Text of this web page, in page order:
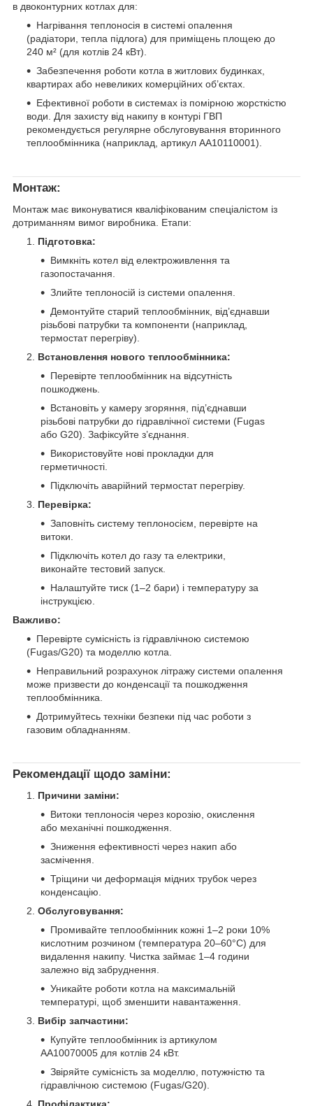
в двоконтурних котлах для:
Нагрівання теплоносія в системі опалення
(радіатори, тепла підлога) для приміщень площею до
240 м² (для котлів 24 кВт).
Забезпечення роботи котла в житлових будинках,
квартирах або невеликих комерційних об’єктах.
Ефективної роботи в системах із помірною жорсткістю
води. Для захисту від накипу в контурі ГВП
рекомендується регулярне обслуговування вторинного
теплообмінника (наприклад, артикул AA10110001).
Монтаж:
Монтаж має виконуватися кваліфікованим спеціалістом із
дотриманням вимог виробника. Етапи:
Підготовка:
Вимкніть котел від електроживлення та
газопостачання.
Злийте теплоносій із системи опалення.
Демонтуйте старий теплообмінник, від’єднавши
різьбові патрубки та компоненти (наприклад,
термостат перегріву).
Встановлення нового теплообмінника:
Перевірте теплообмінник на відсутність
пошкоджень.
Встановіть у камеру згоряння, під’єднавши
різьбові патрубки до гідравлічної системи (Fugas
або G20). Зафіксуйте з’єднання.
Використовуйте нові прокладки для
герметичності.
Підключіть аварійний термостат перегріву.
Перевірка:
Заповніть систему теплоносієм, перевірте на
витоки.
Підключіть котел до газу та електрики,
виконайте тестовий запуск.
Налаштуйте тиск (1–2 бари) і температуру за
інструкцією.
Важливо:
Перевірте сумісність із гідравлічною системою
(Fugas/G20) та моделлю котла.
Неправильний розрахунок літражу системи опалення
може призвести до конденсації та пошкодження
теплообмінника.
Дотримуйтесь техніки безпеки під час роботи з
газовим обладнанням.
Рекомендації щодо заміни:
Причини заміни:
Витоки теплоносія через корозію, окислення
або механічні пошкодження.
Зниження ефективності через накип або
засмічення.
Тріщини чи деформація мідних трубок через
конденсацію.
Обслуговування:
Промивайте теплообмінник кожні 1–2 роки 10%
кислотним розчином (температура 20–60°C) для
видалення накипу. Чистка займає 1–4 години
залежно від забруднення.
Уникайте роботи котла на максимальній
температурі, щоб зменшити навантаження.
Вибір запчастини:
Купуйте теплообмінник із артикулом
AA10070005 для котлів 24 кВт.
Звіряйте сумісність за моделлю, потужністю та
гідравлічною системою (Fugas/G20).